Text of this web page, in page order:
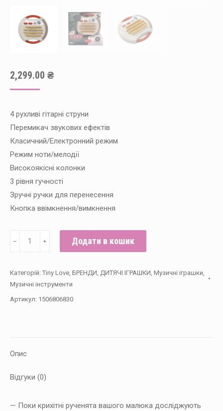
2,299.00 ₴
4 рухливі гітарні струни
Перемикач звукових ефектів
Класичний/Електронний режим
Режим ноти/мелодії
Високоякісні колонки
3 рівня гучності
Зручні ручки для перенесення
Кнопка ввімкнення/вимкнення
Музична
"Rock
Roll"
﹣ ﹢ Додати в кошик
Категорій: Tiny Love, БРЕНДИ, ДИТЯЧІ ІГРАШКИ, Музичні іграшки,
Музичні інструменти
Артикул: 1506806830
Опис
Відгуки (0)
— Поки крихітні рученята вашого малюка досліджують